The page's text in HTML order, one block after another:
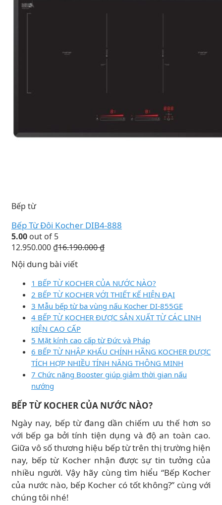
Bếp từ
Bếp Từ Đôi Kocher DIB4-888
5.00 out of 5
12.950.000 ₫16.190.000₫
Nội dung bài viết
1 BẾP TỪ KOCHER CỦA NƯỚC NÀO?
2 BẾP TỪ KOCHER VỚI THIẾT KẾ HIỆN ĐẠI
3 Mẫu bếp từ ba vùng nấu Kocher DI-855GE
4 BẾP TỪ KOCHER ĐƯỢC SẢN XUẤT TỪ CÁC LINH
KIỆN CAO CẤP
5 Mặt kính cao cấp từ Đức và Pháp
6 BẾP TỪ NHẬP KHẨU CHÍNH HÃNG KOCHER ĐƯỢC
TÍCH HỢP NHIỀU TÍNH NĂNG THÔNG MINH
7 Chức năng Booster giúp giảm thời gian nấu
nướng
BẾP TỪ KOCHER CỦA NƯỚC NÀO?
Ngày nay, bếp từ đang dần chiếm ưu thế hơn so
với bếp ga bởi tính tiện dụng và độ an toàn cao.
Giữa vô số thương hiệu bếp từ trên thị trường hiện
nay, bếp từ Kocher nhận được sự tin tưởng của
nhiều người. Vậy hãy cùng tìm hiểu “Bếp Kocher
của nước nào, bếp Kocher có tốt không?” cùng với
chúng tôi nhé!